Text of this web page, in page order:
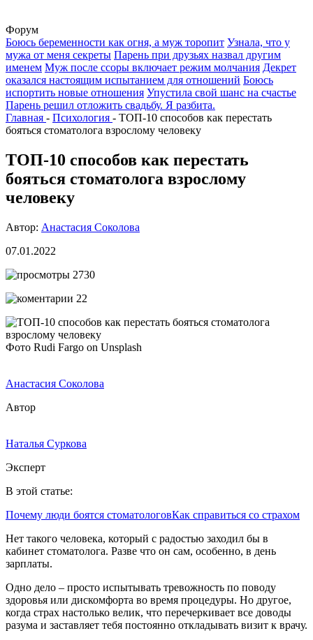
Форум
Боюсь беременности как огня, а муж торопит Узнала, что у
мужа от меня секреты Парень при друзьях назвал другим
именем Муж после ссоры включает режим молчания Декрет
оказался настоящим испытанием для отношений Боюсь
испортить новые отношения Упустила свой шанс на счастье
Парень решил отложить свадьбу. Я разбита.
Главная - Психология - ТОП-10 способов как перестать
бояться стоматолога взрослому человеку
ТОП-10 способов как перестать
бояться стоматолога взрослому
человеку
Автор: Анастасия Соколова
07.01.2022
2730
22
Фото Rudi Fargo on Unsplash
Анастасия Соколова
Автор
Наталья Суркова
Эксперт
В этой статье:
Почему люди боятся стоматологовКак справиться со страхом
Нет такого человека, который с радостью заходил бы в
кабинет стоматолога. Разве что он сам, особенно, в день
зарплаты.
Одно дело – просто испытывать тревожность по поводу
здоровья или дискомфорта во время процедуры. Но другое,
когда страх настолько велик, что перечеркивает все доводы
разума и заставляет тебя постоянно откладывать визит к врачу.